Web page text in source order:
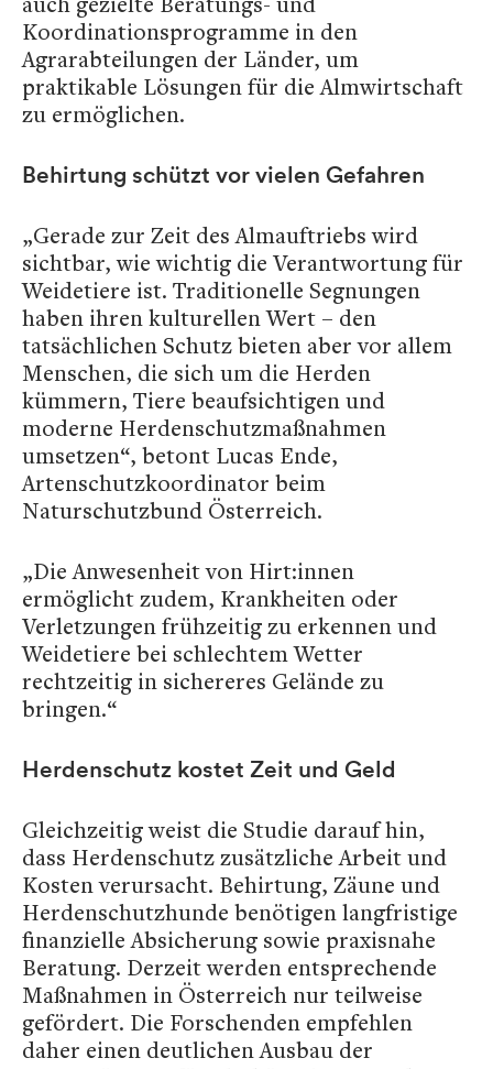
Koordinationsprogramme in den
Agrarabteilungen der Länder, um
praktikable Lösungen für die Almwirtschaft
zu ermöglichen.
Behirtung schützt vor vielen Gefahren
„Gerade zur Zeit des Almauftriebs wird
sichtbar, wie wichtig die Verantwortung für
Weidetiere ist. Traditionelle Segnungen
haben ihren kulturellen Wert – den
tatsächlichen Schutz bieten aber vor allem
Menschen, die sich um die Herden
kümmern, Tiere beaufsichtigen und
moderne Herdenschutzmaßnahmen
umsetzen“, betont Lucas Ende,
Artenschutzkoordinator beim
Naturschutzbund Österreich.
„Die Anwesenheit von Hirt:innen
ermöglicht zudem, Krankheiten oder
Verletzungen frühzeitig zu erkennen und
Weidetiere bei schlechtem Wetter
rechtzeitig in sichereres Gelände zu
bringen.“
Herdenschutz kostet Zeit und Geld
Gleichzeitig weist die Studie darauf hin,
dass Herdenschutz zusätzliche Arbeit und
Kosten verursacht. Behirtung, Zäune und
Herdenschutzhunde benötigen langfristige
finanzielle Absicherung sowie praxisnahe
Beratung. Derzeit werden entsprechende
Maßnahmen in Österreich nur teilweise
gefördert. Die Forschenden empfehlen
daher einen deutlichen Ausbau der